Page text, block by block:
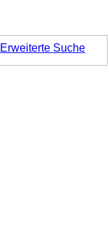
Erweiterte Suche